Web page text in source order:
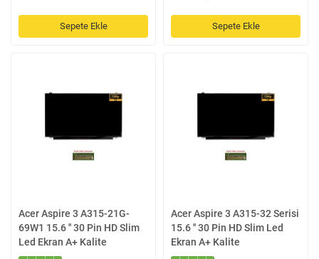
Sepete Ekle Sepete Ekle
Acer Aspire 3 A315-21G-
69W1 15.6 '' 30 Pin HD Slim
Led Ekran A+ Kalite
Acer Aspire 3 A315-32 Serisi
15.6 '' 30 Pin HD Slim Led
Ekran A+ Kalite